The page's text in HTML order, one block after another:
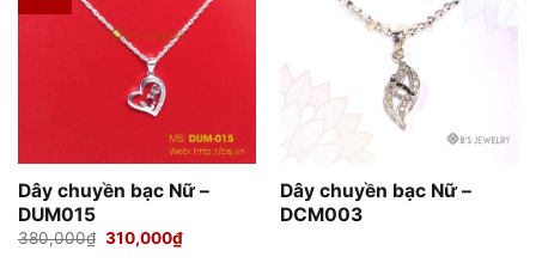
Dây chuyền bạc Nữ –
DUM015
380,000₫ Giá
310,000₫Giá
hiện
Dây chuyền bạc Nữ –
DCM003